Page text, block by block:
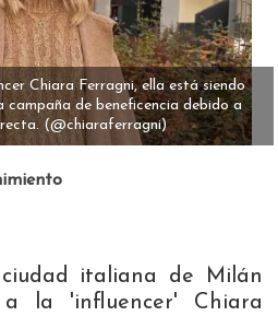
Chiara Ferragni, ella está siendo
de beneficencia debido a
(@chiaraferragni)
italiana de Milán
la 'influencer' Chiara